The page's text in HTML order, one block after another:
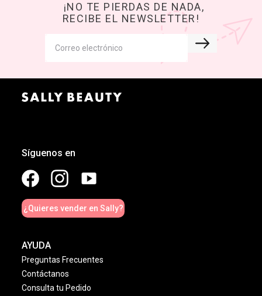
¡NO TE PIERDAS DE NADA,
RECIBE EL NEWSLETTER!
Síguenos en
¿Quieres vender en Sally?
AYUDA
Preguntas Frecuentes
Contáctanos
Consulta tu Pedido